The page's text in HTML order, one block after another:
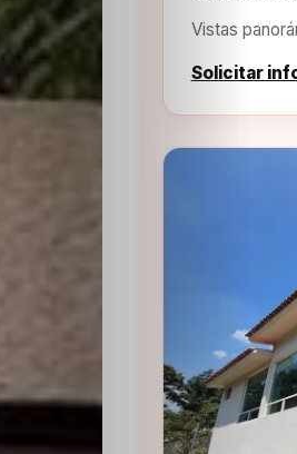
Bershka
Casting
SHEIN
Casting
HolliKids
Vistas
Solicitar